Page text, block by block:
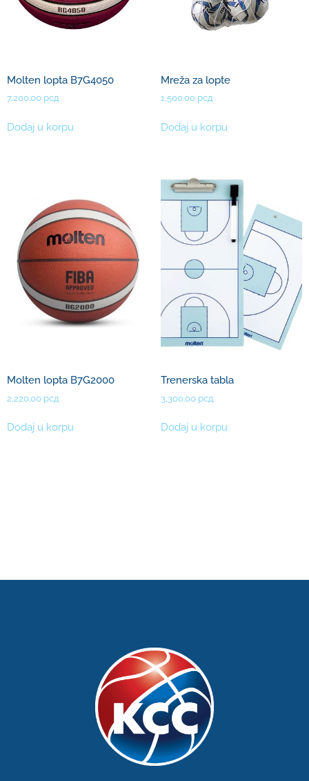
Molten lopta B7G4050
7,200.00 рсд
Dodaj u korpu
Mreža za lopte
1,500.00 рсд
Dodaj u korpu
Molten lopta B7G2000
2,220.00 рсд
Dodaj u korpu
Trenerska tabla
3,300.00 рсд
Dodaj u korpu